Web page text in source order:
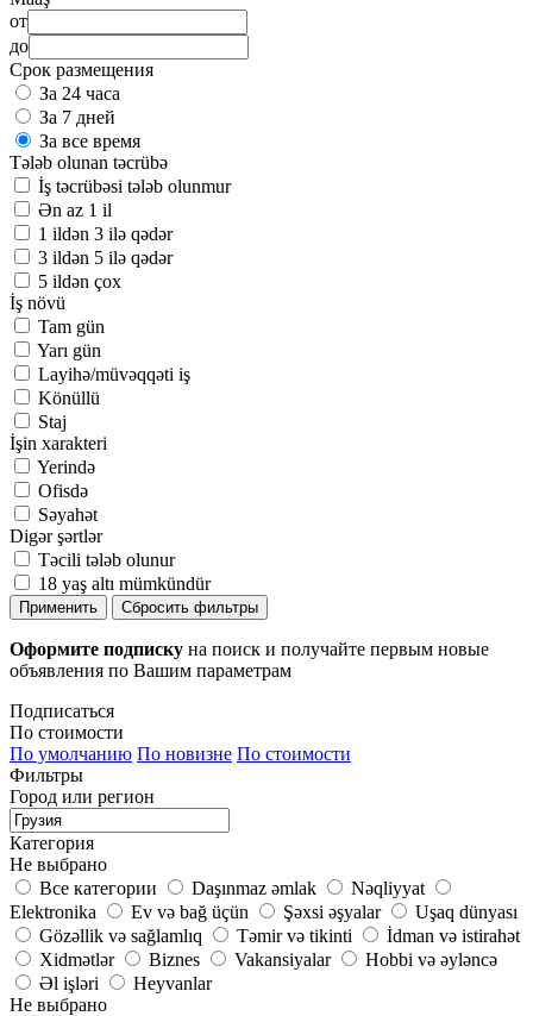
от
до
Срок размещения
За 24 часа
За 7 дней
За все время
Tələb olunan təcrübə
İş təcrübəsi tələb olunmur
Ən az 1 il
1 ildən 3 ilə qədər
3 ildən 5 ilə qədər
5 ildən çox
İş növü
Tam gün
Yarı gün
Layihə/müvəqqəti iş
Könüllü
Staj
İşin xarakteri
Yerində
Ofisdə
Səyahət
Digər şərtlər
Təcili tələb olunur
18 yaş altı mümkündür
Применить Сбросить фильтры
Оформите подписку на поиск и получайте первым новые
объявления по Вашим параметрам
Подписаться
По стоимости
По умолчанию По новизне По стоимости
Фильтры
Город или регион
Категория
Не выбрано
Все категории
Daşınmaz əmlak
Nəqliyyat
Elektronika
Ev və bağ üçün Şəxsi əşyalar
Uşaq dünyası
Gözəllik və sağlamlıq
Təmir və tikinti
İdman və istirahət
Xidmətlər
Biznes Vakansiyalar
Hobbi və əyləncə
Əl işləri
Heyvanlar
Не выбрано